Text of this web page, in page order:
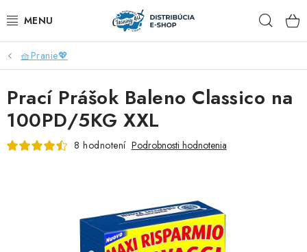
na
ZĽAVY AŽ DO -40%
COCCOLATEVI®️🇮🇹💙
🌷DEO DUE®️🩷🇮🇹
🆕®️ NAŠE NOVINKY
🧺Pranie💖
Prací Prášok Baleno Classico na
100PD/5KG XXL
8 hodnotení Podrobnosti hodnotenia